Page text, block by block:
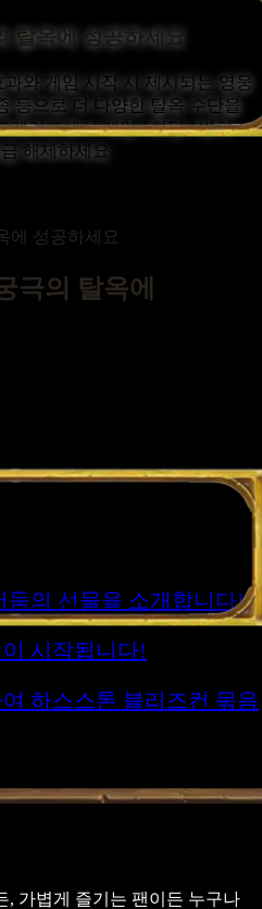
탈옥에 성공하세요
와 게임 시작 시 제시되는 영웅
등으로 더 다양한 탈옥 수단을
레이드해서 게임 1회당 1번의
해제하세요.
에 성공하세요
극의 탈옥에
둠의 선물을 소개합니다!
시작됩니다!
하스스톤 블리즈컨 묶음
, 가볍게 즐기는 팬이든 누구나